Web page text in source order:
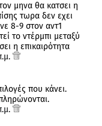
μηνα θα κατσει η
τωρα δεν εχει
8-9 στον αντ1
το ντέρμπι μεταξύ
η επικαιρότητα
που κάνει.